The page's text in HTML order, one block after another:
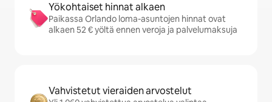
Yökohtaiset hinnat alkaen
Paikassa Orlando loma-asuntojen hinnat ovat
alkaen 52 € yöltä ennen veroja ja palvelumaksuja
Vahvistetut vieraiden arvostelut